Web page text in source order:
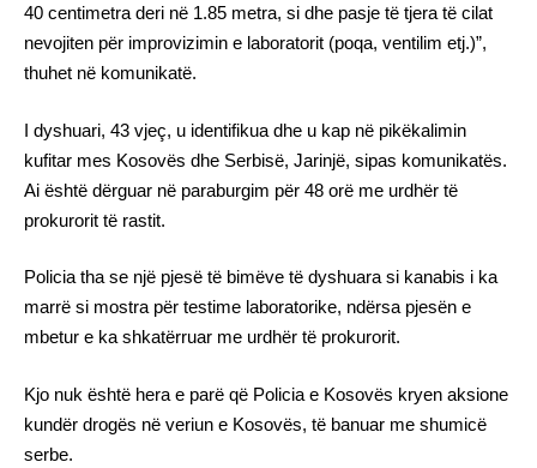
40 centimetra deri në 1.85 metra, si dhe pasje të tjera të cilat
nevojiten për improvizimin e laboratorit (poqa, ventilim etj.)”,
thuhet në komunikatë.
I dyshuari, 43 vjeç, u identifikua dhe u kap në pikëkalimin
kufitar mes Kosovës dhe Serbisë, Jarinjë, sipas komunikatës.
Ai është dërguar në paraburgim për 48 orë me urdhër të
prokurorit të rastit.
Policia tha se një pjesë të bimëve të dyshuara si kanabis i ka
marrë si mostra për testime laboratorike, ndërsa pjesën e
mbetur e ka shkatërruar me urdhër të prokurorit.
Kjo nuk është hera e parë që Policia e Kosovës kryen aksione
kundër drogës në veriun e Kosovës, të banuar me shumicë
serbe.